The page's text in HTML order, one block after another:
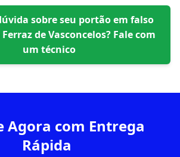
sobre seu portão em falso
de Vasconcelos? Fale com
um técnico
Agora com Entrega
Rápida